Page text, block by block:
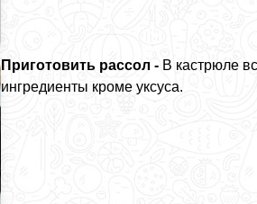
Приготовить рассол - В кастрюле
ингредиенты кроме уксуса.